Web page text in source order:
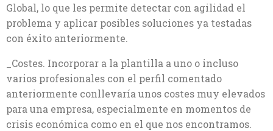
Global, lo que les permite detectar con agilidad el
problema y aplicar posibles soluciones ya testadas
con éxito anteriormente.
_Costes. Incorporar a la plantilla a uno o incluso
varios profesionales con el perfil comentado
anteriormente conllevaría unos costes muy elevados
para una empresa, especialmente en momentos de
crisis económica como en el que nos encontramos.